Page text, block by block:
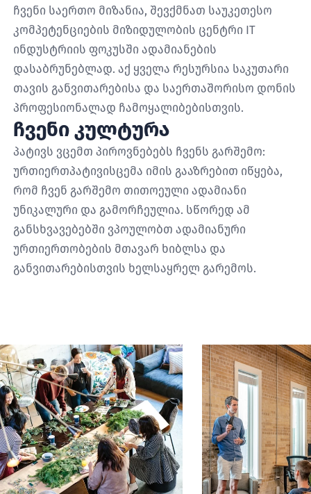
ჩვენი საერთო მიზანია, შევქმნათ საუკეთესო
კომპეტენციების მიზიდულობის ცენტრი IT
ინდუსტრიის ფოკუსში ადამიანების
დასაბრუნებლად. აქ ყველა რესურსია საკუთარი
თავის განვითარებისა და საერთაშორისო დონის
პროფესიონალად ჩამოყალიბებისთვის.
ჩვენი კულტურა
პატივს ვცემთ პიროვნებებს ჩვენს გარშემო:
ურთიერთპატივისცემა იმის გააზრებით იწყება,
რომ ჩვენ გარშემო თითოეული ადამიანი
უნიკალური და გამორჩეულია. სწორედ ამ
განსხვავებებში ვპოულობთ ადამიანური
ურთიერთობების მთავარ ხიბლსა და
განვითარებისთვის ხელსაყრელ გარემოს.